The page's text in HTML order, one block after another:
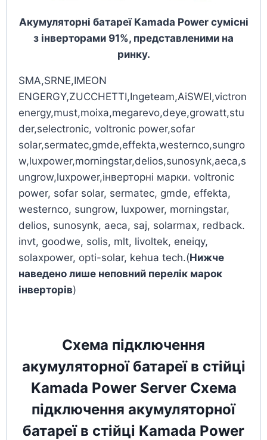
Акумуляторні батареї Kamada Power сумісні
з інверторами 91%, представленими на
ринку.
SMA,SRNE,IMEON
ENGERGY,ZUCCHETTI,Ingeteam,AiSWEI,victron
energy,must,moixa,megarevo,deye,growatt,stu
der,selectronic, voltronic power,sofar
solar,sermatec,gmde,effekta,westernco,sungro
w,luxpower,morningstar,delios,sunosynk,aeca,s
ungrow,luxpower,інверторні марки. voltronic
power, sofar solar, sermatec, gmde, effekta,
westernco, sungrow, luxpower, morningstar,
delios, sunosynk, aeca, saj, solarmax, redback.
invt, goodwe, solis, mlt, livoltek, eneiqy,
solaxpower, opti-solar, kehua tech.(Нижче
наведено лише неповний перелік марок
інверторів)
Схема підключення
акумуляторної батареї в стійці
Kamada Power Server Схема
підключення акумуляторної
батареї в стійці Kamada Power